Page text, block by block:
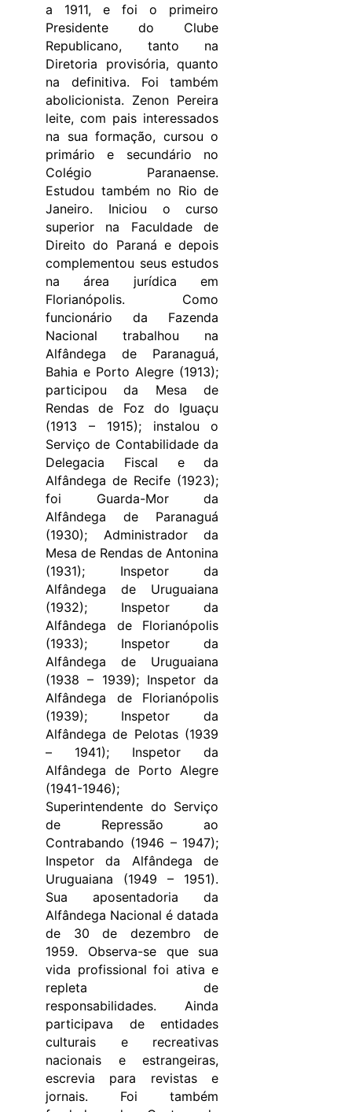
a 1911, e foi o primeiro
Presidente do Clube
Republicano, tanto na
Diretoria provisória, quanto
na definitiva. Foi também
abolicionista. Zenon Pereira
leite, com pais interessados
na sua formação, cursou o
primário e secundário no
Colégio Paranaense.
Estudou também no Rio de
Janeiro. Iniciou o curso
superior na Faculdade de
Direito do Paraná e depois
complementou seus estudos
na área jurídica em
Florianópolis. Como
funcionário da Fazenda
Nacional trabalhou na
Alfândega de Paranaguá,
Bahia e Porto Alegre (1913);
participou da Mesa de
Rendas de Foz do Iguaçu
(1913 – 1915); instalou o
Serviço de Contabilidade da
Delegacia Fiscal e da
Alfândega de Recife (1923);
foi Guarda-Mor da
Alfândega de Paranaguá
(1930); Administrador da
Mesa de Rendas de Antonina
(1931); Inspetor da
Alfândega de Uruguaiana
(1932); Inspetor da
Alfândega de Florianópolis
(1933); Inspetor da
Alfândega de Uruguaiana
(1938 – 1939); Inspetor da
Alfândega de Florianópolis
(1939); Inspetor da
Alfândega de Pelotas (1939
– 1941); Inspetor da
Alfândega de Porto Alegre
(1941-1946);
Superintendente do Serviço
de Repressão ao
Contrabando (1946 – 1947);
Inspetor da Alfândega de
Uruguaiana (1949 – 1951).
Sua aposentadoria da
Alfândega Nacional é datada
de 30 de dezembro de
1959. Observa-se que sua
vida profissional foi ativa e
repleta de
responsabilidades. Ainda
participava de entidades
culturais e recreativas
nacionais e estrangeiras,
escrevia para revistas e
jornais. Foi também